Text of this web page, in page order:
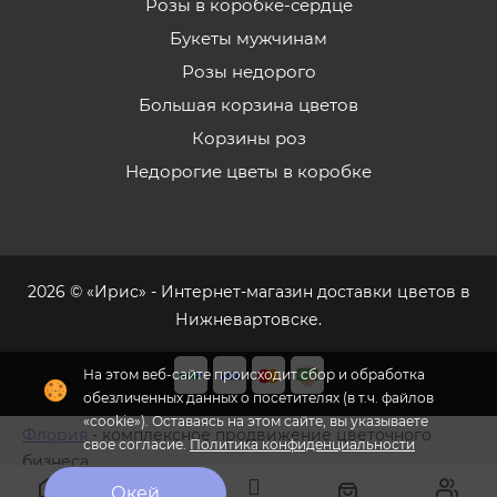
На этом веб-сайте происходит сбор и обработка
обезличенных данных о посетителях (в т.ч. файлов
«cookie»). Оставаясь на этом сайте, вы указываете
свое согласие.Политика конфиденциальности
Розы в коробке-сердце
Букеты мужчинам
Розы недорого
Большая корзина цветов
Корзины роз
Недорогие цветы в коробке
2026 © «Ирис» - Интернет-магазин доставки цветов в
Нижневартовске.
Флория - комплексное продвижение цветочного
бизнеса